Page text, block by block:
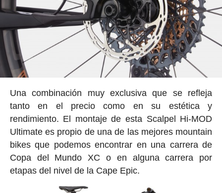
Una combinación muy exclusiva que se refleja
tanto en el precio como en su estética y
rendimiento. El montaje de esta Scalpel Hi-MOD
Ultimate es propio de una de las mejores mountain
bikes que podemos encontrar en una carrera de
Copa del Mundo XC o en alguna carrera por
etapas del nivel de la Cape Epic.